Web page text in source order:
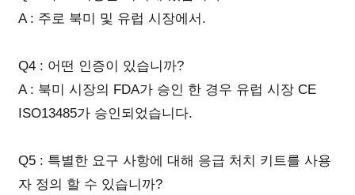
A : 주로 북미 및 유럽 시장에서.
Q4 : 어떤 인증이 있습니까?
A : 북미 시장의 FDA가 승인 한 경우 유럽 시장 CE
ISO13485가 승인되었습니다.
Q5 : 특별한 요구 사항에 대해 응급 처치 키트를 사용
자 정의 할 수 있습니까?